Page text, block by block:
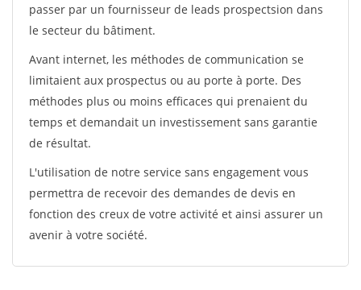
passer par un fournisseur de leads prospectsion dans
le secteur du bâtiment.
Avant internet, les méthodes de communication se
limitaient aux prospectus ou au porte à porte. Des
méthodes plus ou moins efficaces qui prenaient du
temps et demandait un investissement sans garantie
de résultat.
L'utilisation de notre service sans engagement vous
permettra de recevoir des demandes de devis en
fonction des creux de votre activité et ainsi assurer un
avenir à votre société.